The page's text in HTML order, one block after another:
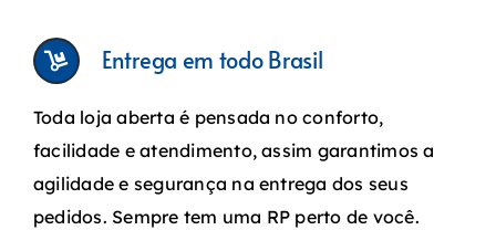
Entrega em todo Brasil
Toda loja aberta é pensada no conforto,
facilidade e atendimento, assim garantimos a
agilidade e segurança na entrega dos seus
pedidos. Sempre tem uma RP perto de você.